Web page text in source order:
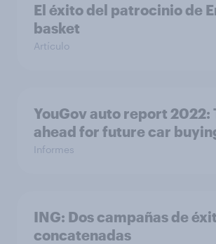
El éxito del patrocinio de
basket
Artículo
YouGov auto report 2022:
ahead for future car
Informes
ING: Dos campañas de
concatenadas